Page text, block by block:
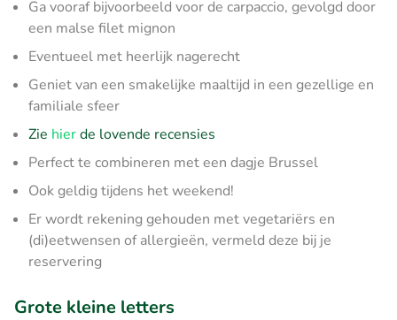
Ga vooraf bijvoorbeeld voor de carpaccio, gevolgd door
een malse filet mignon
Eventueel met heerlijk nagerecht
Geniet van een smakelijke maaltijd in een gezellige en
familiale sfeer
Zie hierde lovende recensies
Perfect te combineren met een dagje Brussel
Ook geldig tijdens het weekend!
Er wordt rekening gehouden met vegetariërs en
(di)eetwensen of allergieën, vermeld deze bij je
reservering
Grote kleine letters